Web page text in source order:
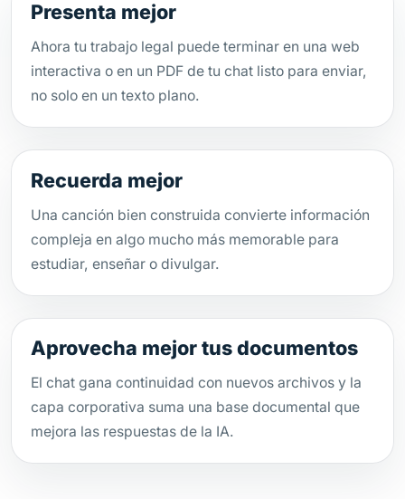
Presenta mejor
Ahora tu trabajo legal puede terminar en una web
interactiva o en un PDF de tu chat listo para enviar,
no solo en un texto plano.
Recuerda mejor
Una canción bien construida convierte información
compleja en algo mucho más memorable para
estudiar, enseñar o divulgar.
Aprovecha mejor tus documentos
El chat gana continuidad con nuevos archivos y la
capa corporativa suma una base documental que
mejora las respuestas de la IA.